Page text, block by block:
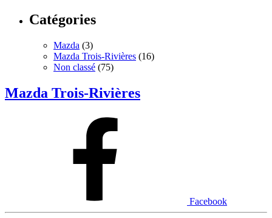
Catégories
Mazda (3)
Mazda Trois-Rivières (16)
Non classé (75)
Mazda Trois-Rivières
Facebook